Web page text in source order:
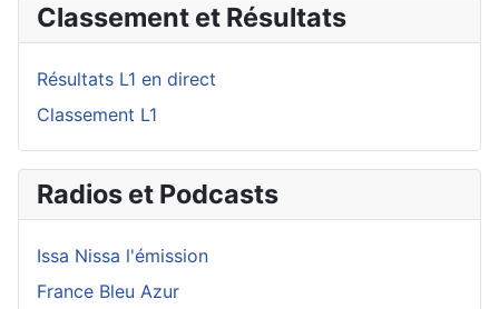
Classement et Résultats
Résultats L1 en direct
Classement L1
Radios et Podcasts
Issa Nissa l'émission
France Bleu Azur